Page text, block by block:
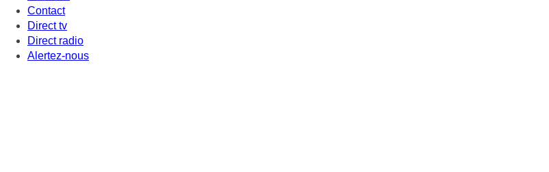
Contact
Direct tv
Direct radio
Alertez-nous